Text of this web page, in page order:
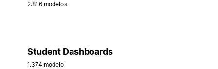
2.816 modelos
Student Dashboards
1.374 modelo